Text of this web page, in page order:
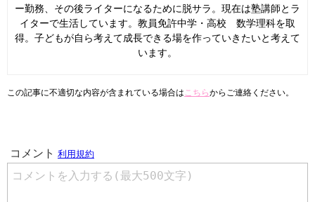
ー勤務、その後ライターになるために脱サラ。現在は塾講師とラ
イターで生活しています。教員免許中学・高校 数学理科を取
得。子どもが自ら考えて成長できる場を作っていきたいと考えて
います。
この記事に不適切な内容が含まれている場合は こちらからご連絡ください。